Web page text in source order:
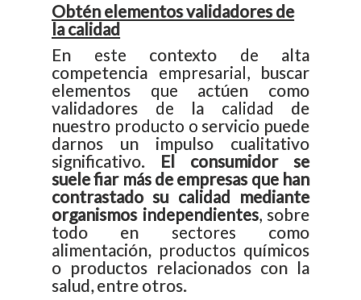
Obtén elementos validadores de
la calidad
En este contexto de alta
competencia empresarial, buscar
elementos que actúen como
validadores de la calidad de
nuestro producto o servicio puede
darnos un impulso cualitativo
significativo. El consumidor se
suele fiar más de empresas que han
contrastado su calidad mediante
organismos independientes, sobre
todo en sectores como
alimentación, productos químicos
o productos relacionados con la
salud, entre otros.